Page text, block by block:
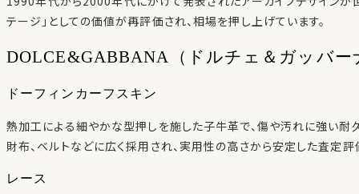
テージ」としての価値が再評価され、相場を押し上げています。
DOLCE&GABBANA（ドルチェ＆ガッバー
ドーフィンカーフスキン
熱加工による細やかな型押しを施した子牛革で、傷や汚れに強い耐
財布、ベルトなどに広く採用され、実用性の高さから安定した査定評
レース